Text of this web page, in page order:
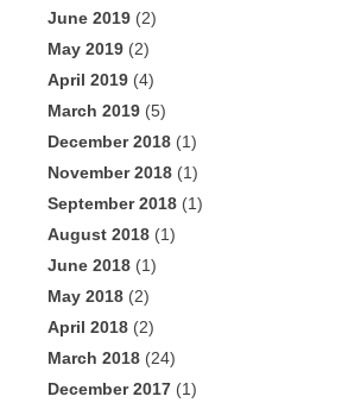
June 2019 (2)
May 2019 (2)
April 2019 (4)
March 2019 (5)
December 2018 (1)
November 2018 (1)
September 2018 (1)
August 2018 (1)
June 2018 (1)
May 2018 (2)
April 2018 (2)
March 2018 (24)
December 2017 (1)